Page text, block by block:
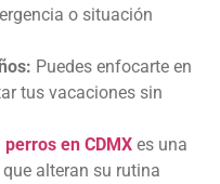
o situación
Puedes enfocarte en
tus vacaciones sin
en CDMX es una
alteran su rutina